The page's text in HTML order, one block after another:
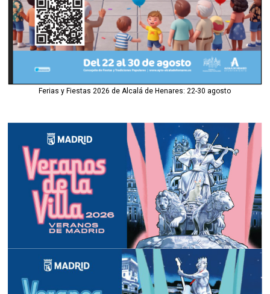
Ferias y Fiestas 2026 de Alcalá de Henares: 22-30 agosto